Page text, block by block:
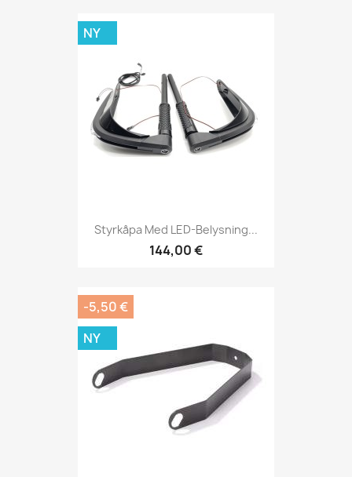
Styrkåpa Med LED-Belysning...
144,00 €
NY
-5,50 €
NY